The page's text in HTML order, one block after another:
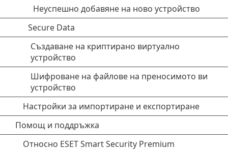
Неуспешно добавяне на ново устройство
Secure Data
Създаване на криптирано виртуално
устройство
Шифроване на файлове на преносимото ви
устройство
Настройки за импортиране и експортиране
Помощ и поддръжка
Относно ESET Smart Security Premium